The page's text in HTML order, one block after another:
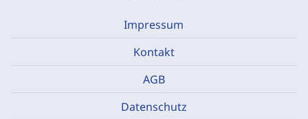
Impressum
Kontakt
AGB
Datenschutz